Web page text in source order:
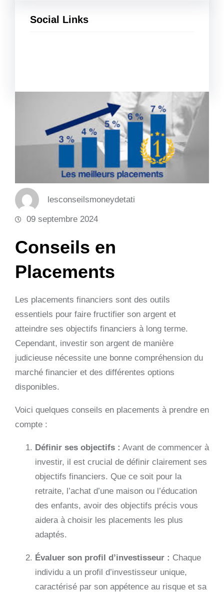
Social Links
lesconseilsmoneydetati
09 septembre 2024
Conseils en
Placements
Les placements financiers sont des outils
essentiels pour faire fructifier son argent et
atteindre ses objectifs financiers à long terme.
Cependant, investir son argent de manière
judicieuse nécessite une bonne compréhension du
marché financier et des différentes options
disponibles.
Voici quelques conseils en placements à prendre en
compte :
Définir ses objectifs : Avant de commencer à
investir, il est crucial de définir clairement ses
objectifs financiers. Que ce soit pour la
retraite, l’achat d’une maison ou l’éducation
des enfants, avoir des objectifs précis vous
aidera à choisir les placements les plus
adaptés.
Évaluer son profil d’investisseur : Chaque
individu a un profil d’investisseur unique,
caractérisé par son appétence au risque et sa